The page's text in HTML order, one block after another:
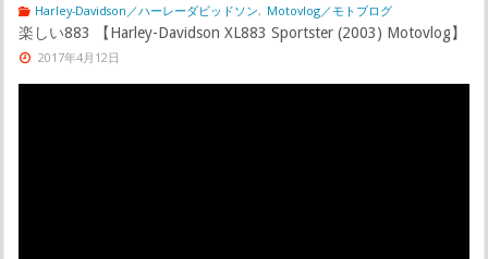
Harley-Davidson／ハーレーダビッドソン, Motovlog／モトブログ
楽しい883 【Harley-Davidson XL883 Sportster (2003) Motovlog】
2017年4月12日